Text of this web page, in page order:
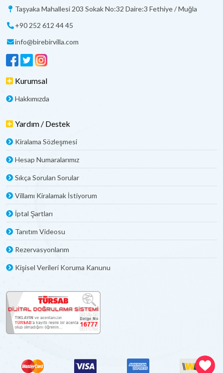
Taşyaka Mahallesi 203 Sokak No:32 Daire:3 Fethiye / Muğla
+90 252 612 44 45
info@birebirvilla.com
Kurumsal
Hakkımızda
Yardım / Destek
Kiralama Sözleşmesi
Hesap Numaralarımız
Sıkça Sorulan Sorular
Villamı Kiralamak İstiyorum
İptal Şartları
Tanıtım Videosu
Rezervasyonlarım
Kişisel Verileri Koruma Kanunu